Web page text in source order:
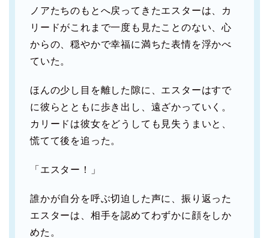
ノアたちのもとへ戻ってきたエスターは、カ
リードがこれまで一度も見たことのない、心
からの、穏やかで幸福に満ちた表情を浮かべ
ていた。
ほんの少し目を離した隙に、エスターはすで
に彼らとともに歩き出し、遠ざかっていく。
カリードは彼女をどうしても見失うまいと、
慌てて後を追った。
「エスター！」
誰かが自分を呼ぶ切迫した声に、振り返った
エスターは、相手を認めてわずかに顔をしか
めた。